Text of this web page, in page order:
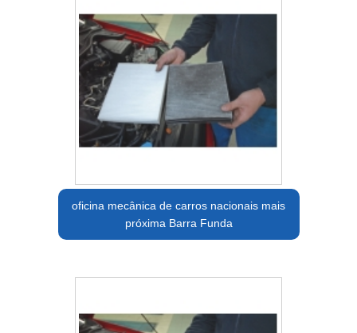
oficina mecânica de carros nacionais mais
próxima Barra Funda